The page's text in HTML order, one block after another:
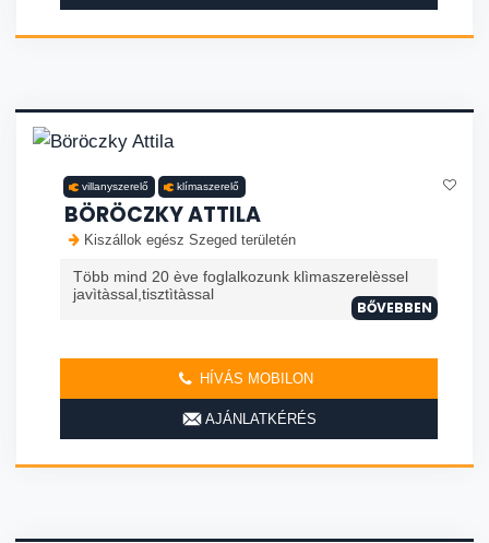
villanyszerelő klímaszerelő
BÖRÖCZKY ATTILA
Kiszállok egész Szeged területén
Több mind 20 ève foglalkozunk klìmaszerelèssel
javìtàssal,tisztìtàssal
BŐVEBBEN
HÍVÁS MOBILON
AJÁNLATKÉRÉS